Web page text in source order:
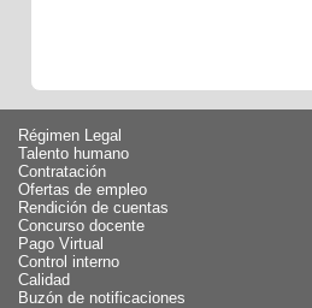
Régimen Legal
Talento humano
Contratación
Ofertas de empleo
Rendición de cuentas
Concurso docente
Pago Virtual
Control interno
Calidad
Buzón de notificaciones